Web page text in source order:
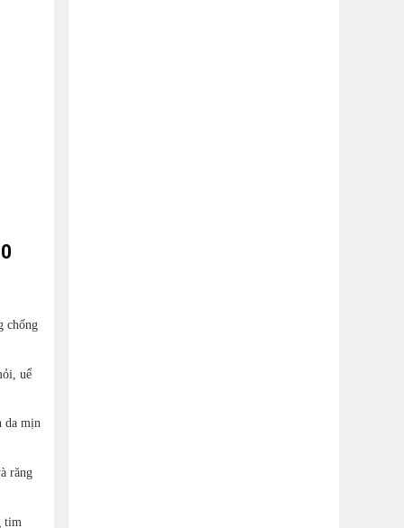
chống
uể
da mịn
răng
tim